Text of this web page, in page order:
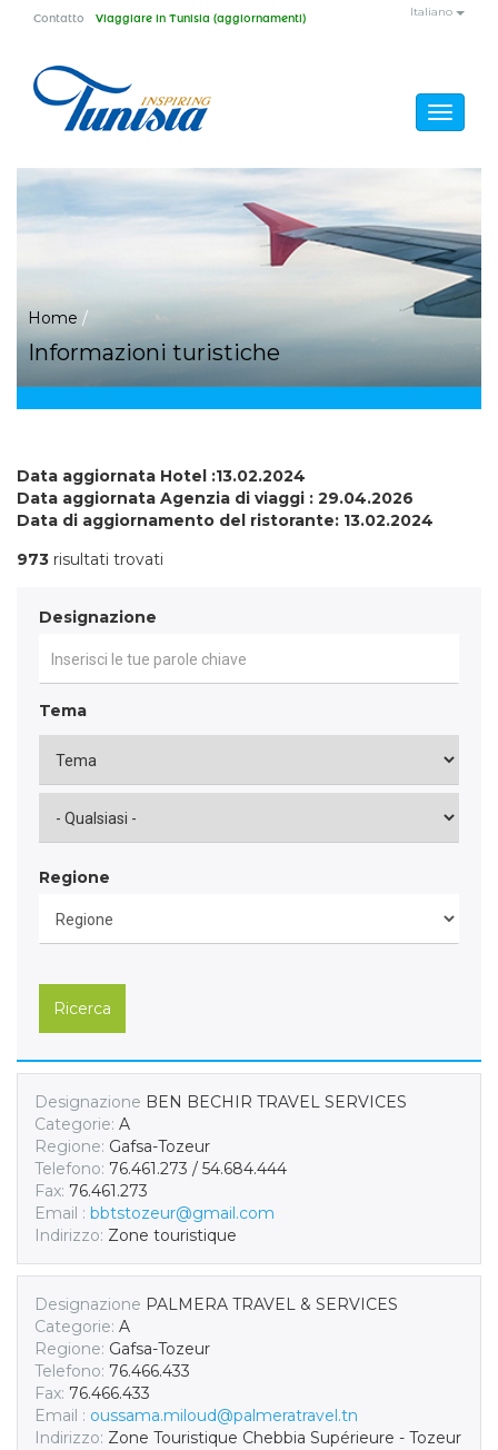
Salta al contenuto principale Italiano
Contatto Viaggiare in Tunisia (aggiornamenti)
Toggle
Tu sei qui
Home /
Informazioni turistiche
Data aggiornata Hotel :13.02.2024
Data aggiornata Agenzia di viaggi : 29.04.2026
Data di aggiornamento del ristorante: 13.02.2024
973 risultati trovati
Designazione
Tema
Regione
Ricerca
Designazione BEN BECHIR TRAVEL SERVICES
Categorie: A
Regione: Gafsa-Tozeur
Telefono: 76.461.273 / 54.684.444
Fax: 76.461.273
Email : bbtstozeur@gmail.com
Indirizzo: Zone touristique
Designazione PALMERA TRAVEL & SERVICES
Categorie: A
Regione: Gafsa-Tozeur
Telefono: 76.466.433
Fax: 76.466.433
Email : oussama.miloud@palmeratravel.tn
Indirizzo: Zone Touristique Chebbia Supérieure - Tozeur